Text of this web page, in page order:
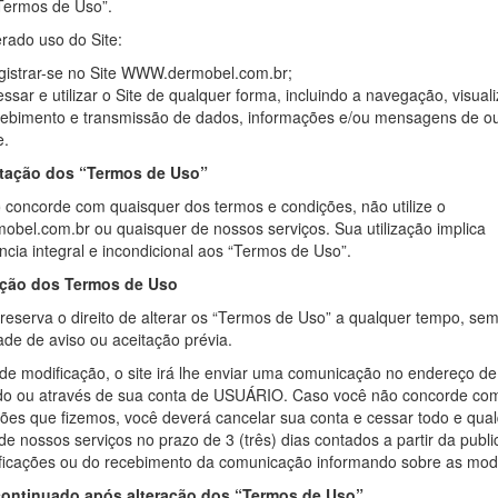
de Uso”.
uso do Site:
se no Site WWW.dermobel.com.br;
e utilizar o Site de qualquer forma, incluindo a navegação,
e transmissão de dados, informações e/ou mensagens de
dos “Termos de Uso”
concorde com quaisquer dos termos e condições, não utilize o
ou quaisquer de nossos serviços. Sua utilização implica
integral e incondicional aos “Termos de Uso”.
dos Termos de Uso
o direito de alterar os “Termos de Uso” a qualquer tempo, sem
de aviso ou aceitação prévia.
modificação, o site irá lhe enviar uma comunicação no endereço
ou através de sua conta de USUÁRIO. Caso você não concorde
que fizemos, você deverá cancelar sua conta e cessar todo e
nossos serviços no prazo de 3 (três) dias contados a partir da
ou do recebimento da comunicação informando sobre as
de mostrar o alimento com ação de medicamento, ou seja,
aos escritos de Hipócrates (460-370 AC) que já afirmava:
o alimento ser o seu remédio e o remédio seu alimento”.
já naquela época, o poder de observação de Hipócrates
a concluir que a alimentação adequada reduzia o risco de
e promovia a saúde.
segundo a literatura, nutracêuticos são definidos como
bioativos apresentados na forma farmacêutica, como em
comprimidos, tabletes etc. , que contêm a forma
de um composto bioativo de alimento e utilizado com a
de melhorar a saúde, em doses que excedem aquelas que
ser obtidas de alimentos.
Sua busca não retornou